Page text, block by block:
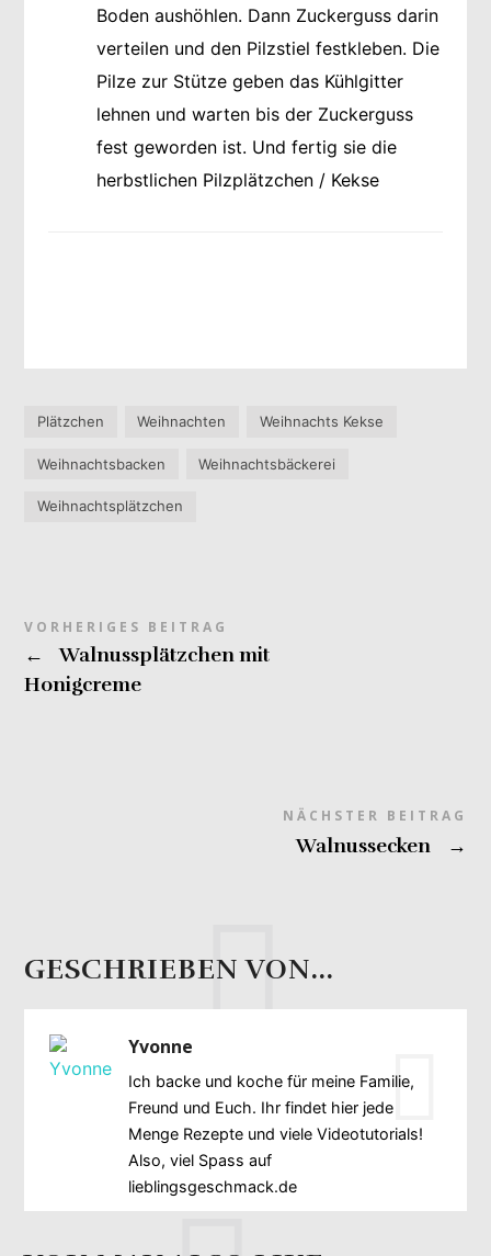
Boden aushöhlen. Dann Zuckerguss darin
verteilen und den Pilzstiel festkleben. Die
Pilze zur Stütze geben das Kühlgitter
lehnen und warten bis der Zuckerguss
fest geworden ist. Und fertig sie die
herbstlichen Pilzplätzchen / Kekse
Plätzchen Weihnachten Weihnachts Kekse
Weihnachtsbacken Weihnachtsbäckerei
Weihnachtsplätzchen
VORHERIGES BEITRAG
←
Walnussplätzchen mit
Honigcreme
NÄCHSTER BEITRAG
Walnussecken →
GESCHRIEBEN VON...
Yvonne
Ich backe und koche für meine Familie,
Freund und Euch. Ihr findet hier jede
Menge Rezepte und viele Videotutorials!
Also, viel Spass auf
lieblingsgeschmack.de